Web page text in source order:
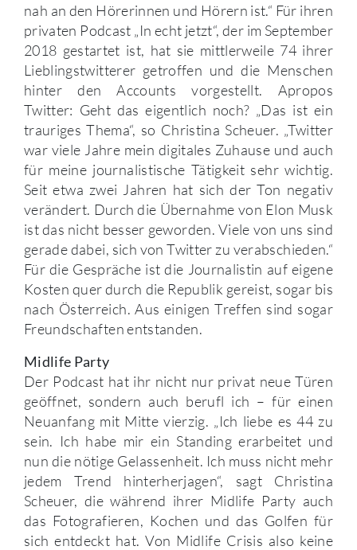
nah an den Hörerinnen und Hörern ist.“ Für ihren
privaten Podcast „In echt jetzt“, der im September
2018 gestartet ist, hat sie mittlerweile 74 ihrer
Lieblingstwitterer getroffen und die Menschen
hinter den Accounts vorgestellt. Apropos
Twitter: Geht das eigentlich noch? „Das ist ein
trauriges Thema“, so Christina Scheuer. „Twitter
war viele Jahre mein digitales Zuhause und auch
für meine journalistische Tätigkeit sehr wichtig.
Seit etwa zwei Jahren hat sich der Ton negativ
verändert. Durch die Übernahme von Elon Musk
ist das nicht besser geworden. Viele von uns sind
gerade dabei, sich von Twitter zu verabschieden.“
Für die Gespräche ist die Journalistin auf eigene
Kosten quer durch die Republik gereist, sogar bis
nach Österreich. Aus einigen Treffen sind sogar
Freundschaften entstanden.
Midlife Party
Der Podcast hat ihr nicht nur privat neue Türen
geöffnet, sondern auch berufl ich – für einen
Neuanfang mit Mitte vierzig. „Ich liebe es 44 zu
sein. Ich habe mir ein Standing erarbeitet und
nun die nötige Gelassenheit. Ich muss nicht mehr
jedem Trend hinterherjagen“, sagt Christina
Scheuer, die während ihrer Midlife Party auch
das Fotografieren, Kochen und das Golfen für
sich entdeckt hat. Von Midlife Crisis also keine